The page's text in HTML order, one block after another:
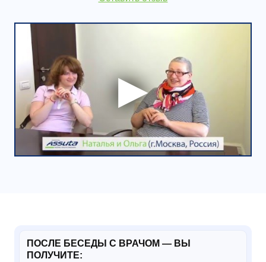
ПОСЛЕ БЕСЕДЫ С ВРАЧОМ — ВЫ
ПОЛУЧИТЕ: